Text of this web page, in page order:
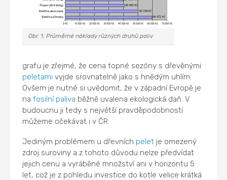
Obr. 1: Průměrné náklady různých druhů paliv
grafu je zřejmé, že cena topné sezóny s dřevěnými
peletami vyjde srovnatelně jako s hnědým uhlím.
Ovšem je nutné si uvědomit, že v západní Evropě je
nafosilní paliva běžně uvalena ekologická daň. V
budoucnu ji tedy s největší pravděpodobností
můžeme očekávat i v ČR.
Jediným problémem u dřevních pelet je omezený
zdroj suroviny a z tohoto důvodu nelze předvídat
jejich cenu a vyráběné množství ani v horizontu 5
let, což je z pohledu investice do kotle velice krátká